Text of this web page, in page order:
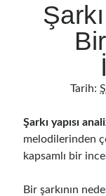
Vokal Ses Kısılması
Evde Şarkı Kaydı
Müzikte Motivasyon
Şarkı Yazma
Tarih:
Şarkı yapısı
melodilerinden
kapsamlı bir
Bir şarkının